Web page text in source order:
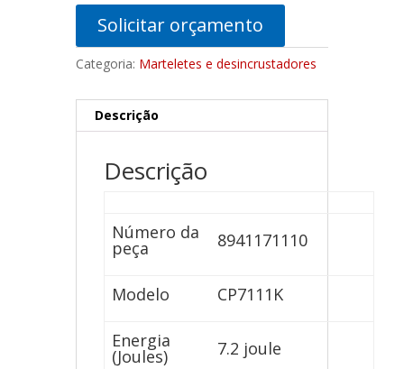
Solicitar orçamento
Categoria: Marteletes e desincrustadores
Descrição
Descrição
Número da
peça 8941171110
Modelo CP7111K
Energia
(Joules) 7.2 joule